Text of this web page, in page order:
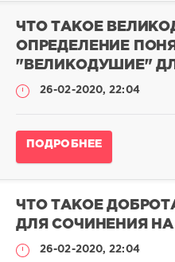
admina
0
0
ЧТО ТАКОЕ
ОПРЕДЕЛЕНИЕ
"ВЕЛИКОДУШИЕ"
26-02-2020, 22:04
Определение
admina
0
0
ПОДРОБНЕЕ
ЧТО ТАКОЕ
ДЛЯ СОЧИНЕНИЯ
26-02-2020, 22:04